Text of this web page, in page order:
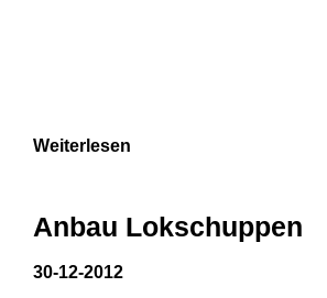
Weiterlesen
Anbau Lokschuppen
30-12-2012